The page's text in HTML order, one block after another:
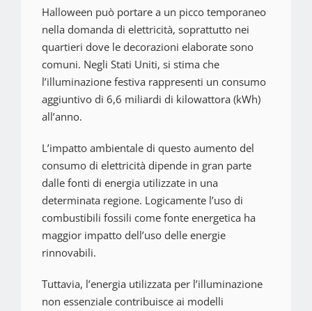
Halloween può portare a un picco temporaneo
nella domanda di elettricità, soprattutto nei
quartieri dove le decorazioni elaborate sono
comuni. Negli Stati Uniti, si stima che
l’illuminazione festiva rappresenti un consumo
aggiuntivo di 6,6 miliardi di kilowattora (kWh)
all’anno.
L’impatto ambientale di questo aumento del
consumo di elettricità dipende in gran parte
dalle fonti di energia utilizzate in una
determinata regione. Logicamente l’uso di
combustibili fossili come fonte energetica ha
maggior impatto dell’uso delle energie
rinnovabili.
Tuttavia, l’energia utilizzata per l’illuminazione
non essenziale contribuisce ai modelli